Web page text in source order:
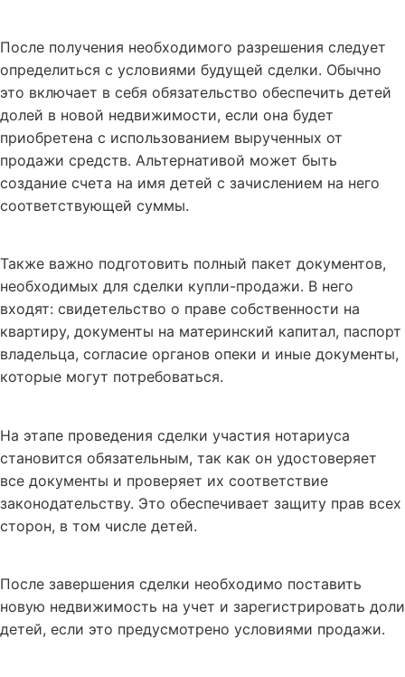
После получения необходимого разрешения следует
определиться с условиями будущей сделки. Обычно
это включает в себя обязательство обеспечить детей
долей в новой недвижимости, если она будет
приобретена с использованием вырученных от
продажи средств. Альтернативой может быть
создание счета на имя детей с зачислением на него
соответствующей суммы.
Также важно подготовить полный пакет документов,
необходимых для сделки купли-продажи. В него
входят: свидетельство о праве собственности на
квартиру, документы на материнский капитал, паспорт
владельца, согласие органов опеки и иные документы,
которые могут потребоваться.
На этапе проведения сделки участия нотариуса
становится обязательным, так как он удостоверяет
все документы и проверяет их соответствие
законодательству. Это обеспечивает защиту прав всех
сторон, в том числе детей.
После завершения сделки необходимо поставить
новую недвижимость на учет и зарегистрировать доли
детей, если это предусмотрено условиями продажи.